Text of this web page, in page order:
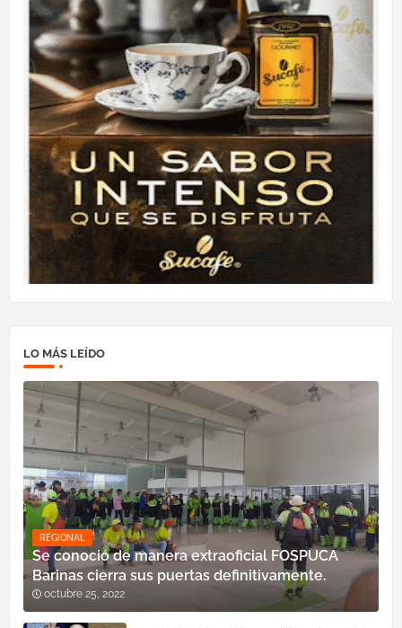
LO MÁS LEÍDO
REGIONAL
Se conoció de manera extraoficial FOSPUCA
Barinas cierra sus puertas definitivamente.
octubre 25, 2022